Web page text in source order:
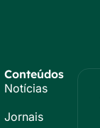
Conteúdos
Notícias
Jornais